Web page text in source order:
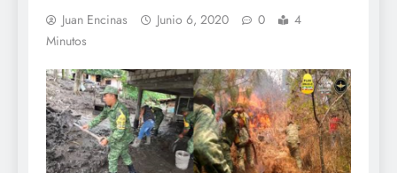
Juan Encinas Junio 6, 2020 0
4
Minutos